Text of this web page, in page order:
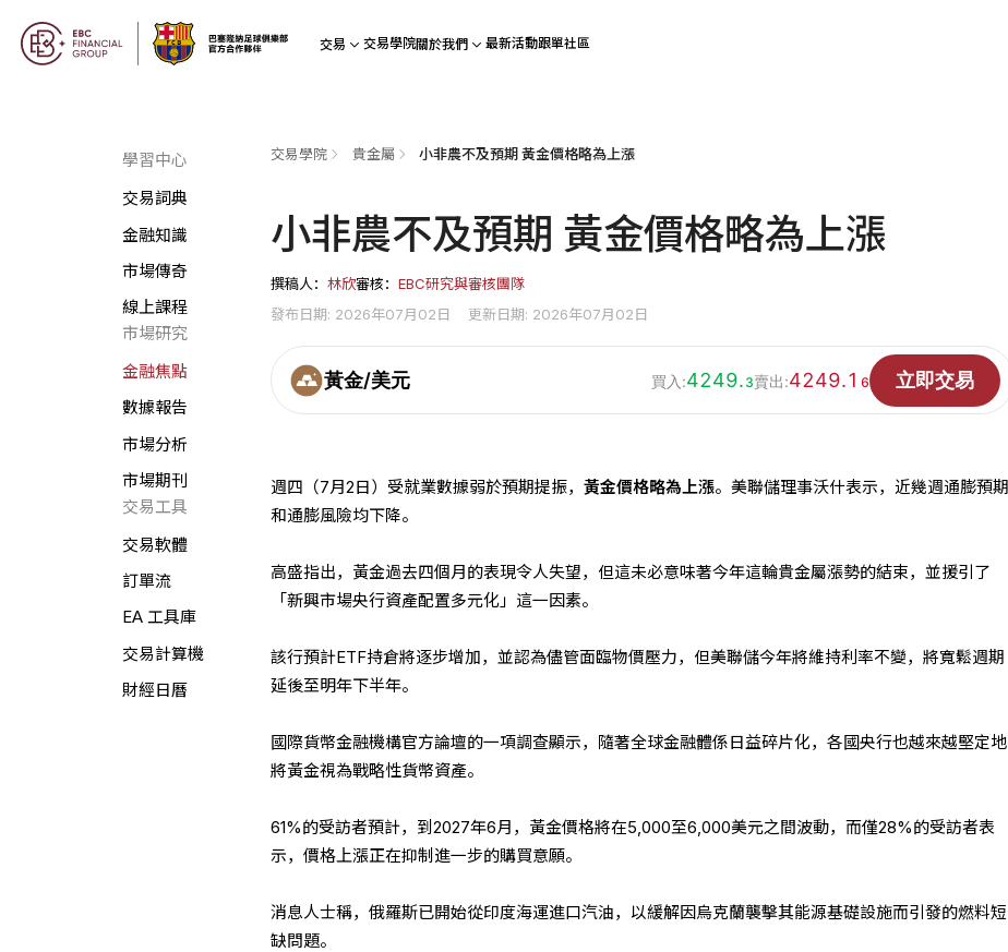
交易 交易學院關於我們 最新活動跟單社區
學習中心
交易詞典
金融知識
市場傳奇
線上課程
市場研究
金融焦點
數據報告
市場分析
市場期刊
交易工具
交易軟體
訂單流
EA 工具庫
交易計算機
財經日曆
交易學院 貴金屬 小非農不及預期 黃金價格略為上漲
小非農不及預期 黃金價格略為上漲
撰稿人：林欣審核：EBC研究與審核團隊
發布日期: 2026年07月02日
更新日期: 2026年07月02日
黃金/美元 買入:4249. 3賣出:4249.1 6 立即交易
週四（7月2日）受就業數據弱於預期提振，黃金價格略為上漲。美聯儲理事沃什表示，近幾週通膨預期
和通膨風險均下降。
高盛指出，黃金過去四個月的表現令人失望，但這未必意味著今年這輪貴金屬漲勢的結束，並援引了
「新興市場央行資產配置多元化」這一因素。
該行預計ETF持倉將逐步增加，並認為儘管面臨物價壓力，但美聯儲今年將維持利率不變，將寬鬆週期
延後至明年下半年。
國際貨幣金融機構官方論壇的一項調查顯示，隨著全球金融體係日益碎片化，各國央行也越來越堅定地
將黃金視為戰略性貨幣資產。
61%的受訪者預計，到2027年6月，黃金價格將在5,000至6,000美元之間波動，而僅28%的受訪者表
示，價格上漲正在抑制進一步的購買意願。
消息人士稱，俄羅斯已開始從印度海運進口汽油，以緩解因烏克蘭襲擊其能源基礎設施而引發的燃料短
缺問題。